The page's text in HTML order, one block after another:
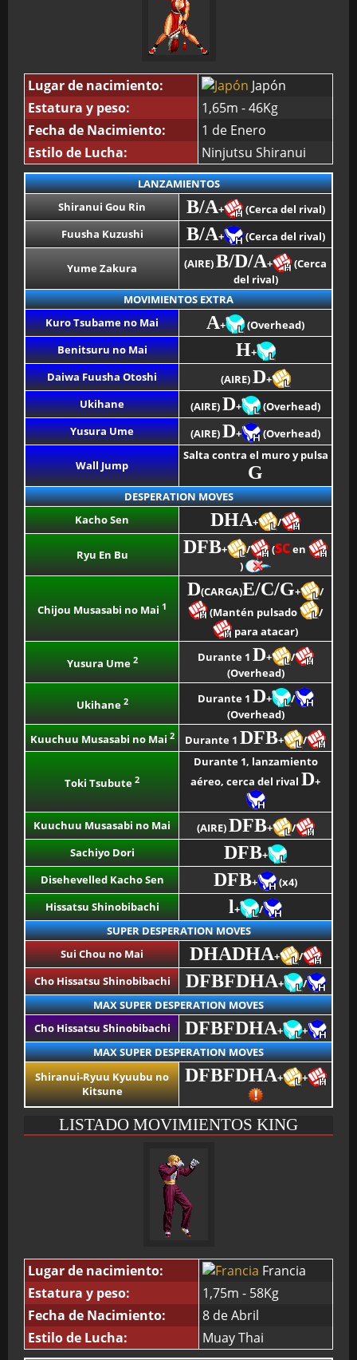
Lugar de nacimiento:
Japón
Estatura y peso:
1,65m - 46Kg
Fecha de Nacimiento:
1 de Enero
Estilo de Lucha:
Ninjutsu Shiranui
LANZAMIENTOS
Shiranui Gou Rin
B/A+
(Cerca del rival)
Fuusha Kuzushi
B/A+ (Cerca del rival)
Yume Zakura (AIRE)B/D/A+
(Cerca
del rival)
MOVIMIENTOS EXTRA
Kuro Tsubame no Mai
A+
(Overhead)
Benitsuru no Mai
H+
Daiwa Fuusha Otoshi
(AIRE)D+
Ukihane
(AIRE)D+
(Overhead)
Yusura Ume
(AIRE)D+ (Overhead)
Wall Jump
Salta contra el muro y pulsa
G
DESPERATION MOVES
Kacho Sen
DHA+ /
Ryu En Bu DFB+ / (SCen
)
Chijou Musasabi no Mai 1
D(CARGA)E/C/G+
/
(Mantén pulsado
/
para atacar)
Yusura Ume 2 Durante 1 D+
/
(Overhead)
Ukihane 2 Durante 1 D+
/
(Overhead)
Kuuchuu Musasabi no Mai2 Durante 1 DFB+ /
Toki Tsubute 2
Durante 1, lanzamiento
aéreo, cerca del rival D+
Kuuchuu Musasabi no Mai (AIRE)DFB+
/
Sachiyo Dori
DFB+
Disehevelled Kacho Sen
DFB+
(x4)
Hissatsu Shinobibachi
l+
/
SUPER DESPERATION MOVES
Sui Chou no Mai
DHADHA+
/
Cho Hissatsu Shinobibachi
DFBFDHA+
/
MAX SUPER DESPERATION MOVES
Cho Hissatsu Shinobibachi
DFBFDHA+
+
MAX SUPER DESPERATION MOVES
Shiranui-Ryuu Kyuubu no
Kitsune
DFBFDHA+ +
LISTADO MOVIMIENTOS KING
Lugar de nacimiento:
Francia
Estatura y peso:
1,75m - 58Kg
Fecha de Nacimiento:
8 de Abril
Estilo de Lucha:
Muay Thai